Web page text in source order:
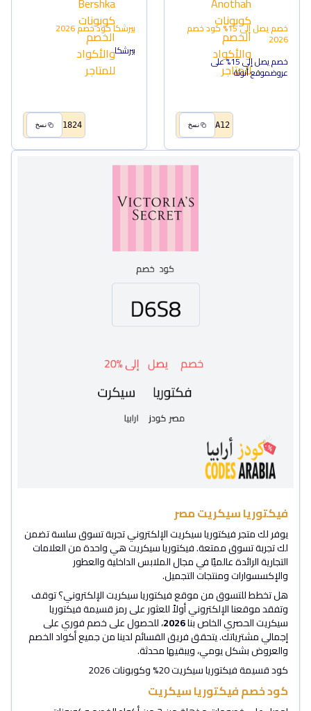
خصم يصل إلى 15% كود خصم
2026
خصم يصل إلى 15% على
عروضموقع أنوثة
A12 نسخ
بيرشكاكود خصم2026
بيرشكا
1824 نسخ
فيكتوريا سيكريت مصر
يوفر لك متجر فيكتوريا سيكريت الإلكتروني تجربة تسوق سلسة تضمن
لك تجربة تسوق ممتعة. فيكتوريا سيكريت هي واحدة من العلامات
التجارية الرائدة عالميًا في مجال الملابس الداخلية والعطور
والإكسسوارات ومنتجات التجميل.
هل تخطط للتسوق من موقع فيكتوريا سيكريت الإلكتروني؟ توقف
وتفقد موقعنا الإلكتروني أولاً للعثور على رمز قسيمة فيكتوريا
سيكريت الحصري الخاص بنا2026، للحصول على خصم فوري على
إجمالي مشترياتك. يتحقق فريق القسائم لدينا من جميع أكواد الخصم
والعروض بشكل يومي، ويبقيها محدثة.
كود قسيمة فيكتوريا سيكريت 20% وكوبونات 2026
كود خصم فيكتوريا سيكريت